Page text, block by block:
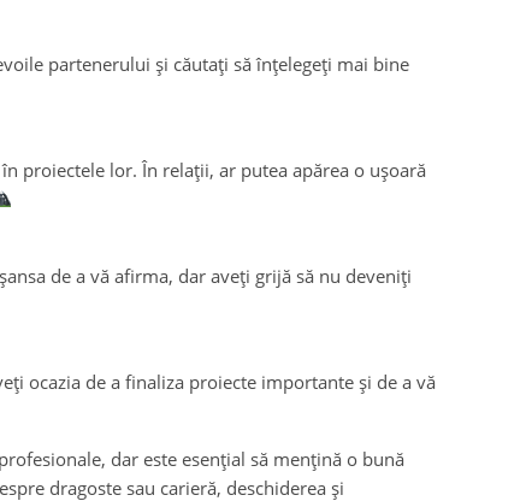
partenerului și căutați să înțelegeți mai bine
proiectele lor. În relații, ar putea apărea o ușoară
de a vă afirma, dar aveți grijă să nu deveniți
ocazia de a finaliza proiecte importante și de a vă
dar este esențial să mențină o bună
dragoste sau carieră, deschiderea și